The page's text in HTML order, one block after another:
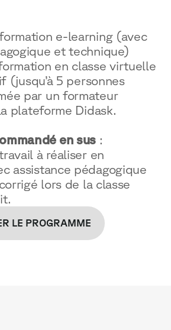
e-learning (avec
et technique)
en classe virtuelle
5 personnes
par un formateur
plateforme Didask.
en sus :
à réaliser en
assistance pédagogique
lors de la classe
LE PROGRAMME